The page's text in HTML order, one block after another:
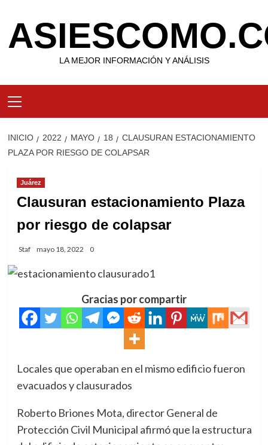
contenido
LA MEJOR INFORMACIÓN Y ANÁLISIS
Menú
INICIO 2022 MAYO 18
CLAUSURAN ESTACIONAMIENTO
PLAZA POR RIESGO DE COLAPSAR
Juárez
Clausuran estacionamiento Plaza
por riesgo de colapsar
Staf mayo 18, 2022 0
Gracias por compartir
Locales que operaban en el mismo edificio fueron
evacuados y clausurados
Roberto Briones Mota, director General de
Protección Civil Municipal afirmó que la estructura